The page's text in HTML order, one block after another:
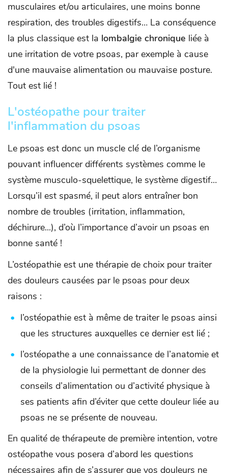
musculaires et/ou articulaires, une moins bonne
respiration, des troubles digestifs… La conséquence
la plus classique est la lombalgie chronique liée à
une irritation de votre psoas, par exemple à cause
d'une mauvaise alimentation ou mauvaise posture.
Tout est lié !
L'ostéopathe pour traiter
l'inflammation du psoas
Le psoas est donc un muscle clé de l’organisme
pouvant influencer différents systèmes comme le
système musculo-squelettique, le système digestif…
Lorsqu’il est spasmé, il peut alors entraîner bon
nombre de troubles (irritation, inflammation,
déchirure...), d’où l’importance d’avoir un psoas en
bonne santé !
L’ostéopathie est une thérapie de choix pour traiter
des douleurs causées par le psoas pour deux
raisons :
l’ostéopathie est à même de traiter le psoas ainsi
que les structures auxquelles ce dernier est lié ;
l’ostéopathe a une connaissance de l’anatomie et
de la physiologie lui permettant de donner des
conseils d’alimentation ou d’activité physique à
ses patients afin d’éviter que cette douleur liée au
psoas ne se présente de nouveau.
En qualité de thérapeute de première intention, votre
ostéopathe vous posera d’abord les questions
nécessaires afin de s’assurer que vos douleurs ne